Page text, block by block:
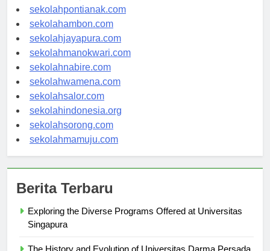
sekolahbanjarbaru.com
sekolahpontianak.com
sekolahambon.com
sekolahjayapura.com
sekolahmanokwari.com
sekolahnabire.com
sekolahwamena.com
sekolahsalor.com
sekolahindonesia.org
sekolahsorong.com
Exploring the Diverse Programs Offered at Universitas